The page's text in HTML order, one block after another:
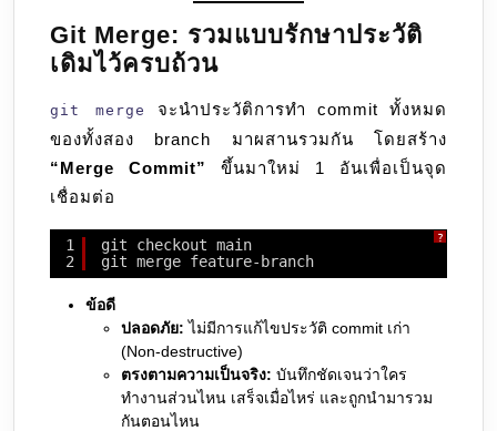
Git Merge: รวมแบบรักษาประวัติ
เดิมไว้ครบถ้วน
git merge
จะนำประวัติการทำ commit ทั้งหมด
ของทั้งสอง branch มาผสานรวมกัน โดยสร้าง
“Merge Commit”
ขึ้นมาใหม่ 1 อันเพื่อเป็นจุด
เชื่อมต่อ
?
1
2
git checkout main
git merge feature-branch
ข้อดี
ปลอดภัย: ไม่มีการแก้ไขประวัติ commit เก่า
(Non-destructive)
ตรงตามความเป็นจริง: บันทึกชัดเจนว่าใคร
ทำงานส่วนไหน เสร็จเมื่อไหร่ และถูกนำมารวม
กันตอนไหน